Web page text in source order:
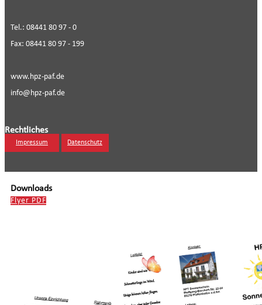
Tel.: 08441 80 97 - 0
Fax: 08441 80 97 - 199
www.hpz-paf.de
info@hpz-paf.de
Rechtliches
Impressum Datenschutz
Downloads
Flyer PDF